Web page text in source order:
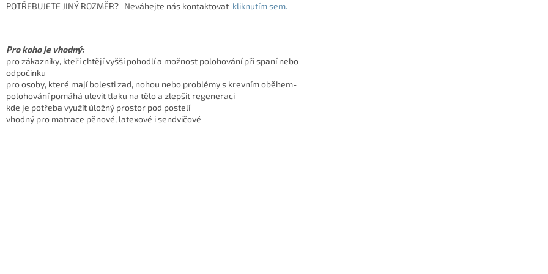
POTŘEBUJETE JINÝ ROZMĚR? -Neváhejte nás kontaktovat kliknutím sem.
Pro koho je vhodný:
pro zákazníky, kteří chtějí vyšší pohodlí a možnost polohování při spaní nebo
odpočinku
pro osoby, které mají bolesti zad, nohou nebo problémy s krevním oběhem-
polohování pomáhá ulevit tlaku na tělo a zlepšit regeneraci
kde je potřeba využít úložný prostor pod postelí
vhodný pro matrace pěnové, latexové i sendvičové